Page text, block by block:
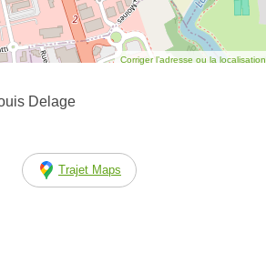
Corriger l’adresse ou la localisation
Delage
Trajet Maps